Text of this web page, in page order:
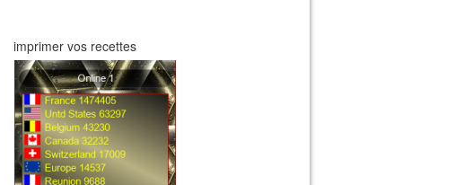
imprimer vos recettes